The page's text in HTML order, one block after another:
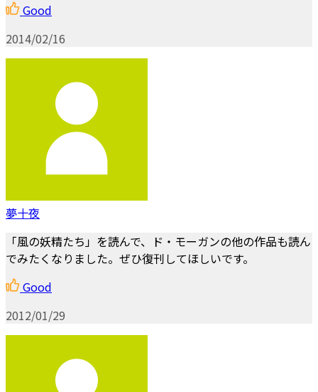
Good
2014/02/16
夢十夜
「風の妖精たち」を読んで、ド・モーガンの他の作品も読ん
でみたくなりました。ぜひ復刊してほしいです。
Good
2012/01/29